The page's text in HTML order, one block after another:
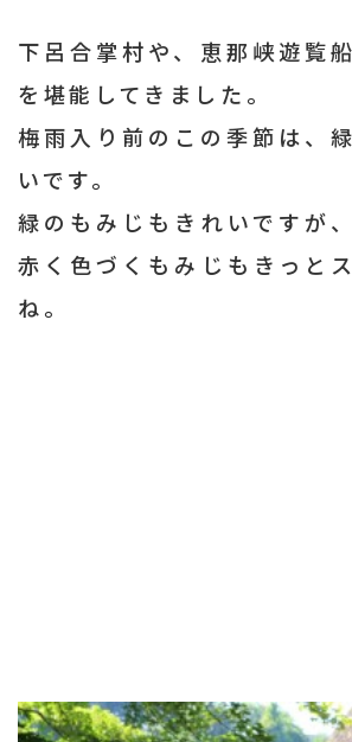
下呂合掌村や、恵那峡遊覧
を堪能してきました。
梅雨入り前のこの季節は、
いです。
緑のもみじもきれいですが
赤く色づくもみじもきっと
ね。